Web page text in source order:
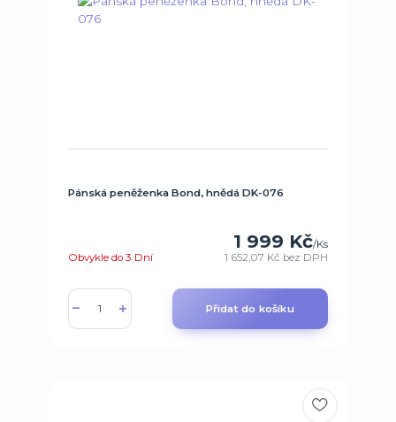
Pánská peněženka Bond, hnědá DK-076
1 999 Kč/Ks
1 652,07 Kč bez DPH
Obvykle do 3 Dní
Přidat do košíku